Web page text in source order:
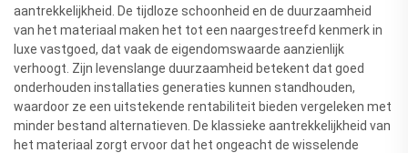
aantrekkelijkheid. De tijdloze schoonheid en de duurzaamheid
van het materiaal maken het tot een naargestreefd kenmerk in
luxe vastgoed, dat vaak de eigendomswaarde aanzienlijk
verhoogt. Zijn levenslange duurzaamheid betekent dat goed
onderhouden installaties generaties kunnen standhouden,
waardoor ze een uitstekende rentabiliteit bieden vergeleken met
minder bestand alternatieven. De klassieke aantrekkelijkheid van
het materiaal zorgt ervoor dat het ongeacht de wisselende